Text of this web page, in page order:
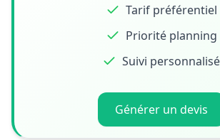
Tarif préférentiel
Priorité planning
Suivi personnalisé
Générer un devis